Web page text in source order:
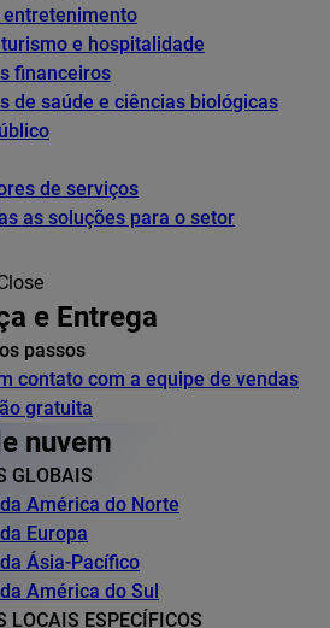
entretenimento
e hospitalidade
financeiros
de saúde e ciências biológicas
de serviços
as soluções para o setor
e Entrega
passos
contato com a equipe de vendas
gratuita
nuvem
GLOBAIS
América do Norte
Europa
Ásia-Pacífico
América do Sul
LOCAIS ESPECÍFICOS